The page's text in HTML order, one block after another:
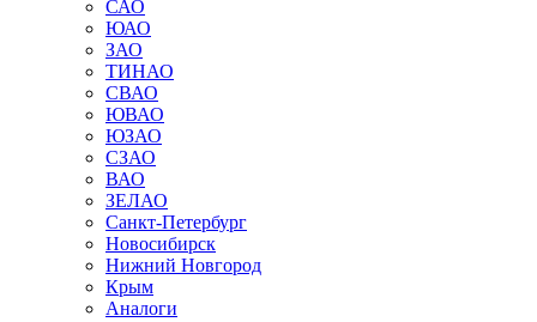
САО
ЮАО
ЗАО
ТИНАО
СВАО
ЮВАО
ЮЗАО
СЗАО
ВАО
ЗЕЛАО
Санкт-Петербург
Новосибирск
Нижний Новгород
Крым
Аналоги